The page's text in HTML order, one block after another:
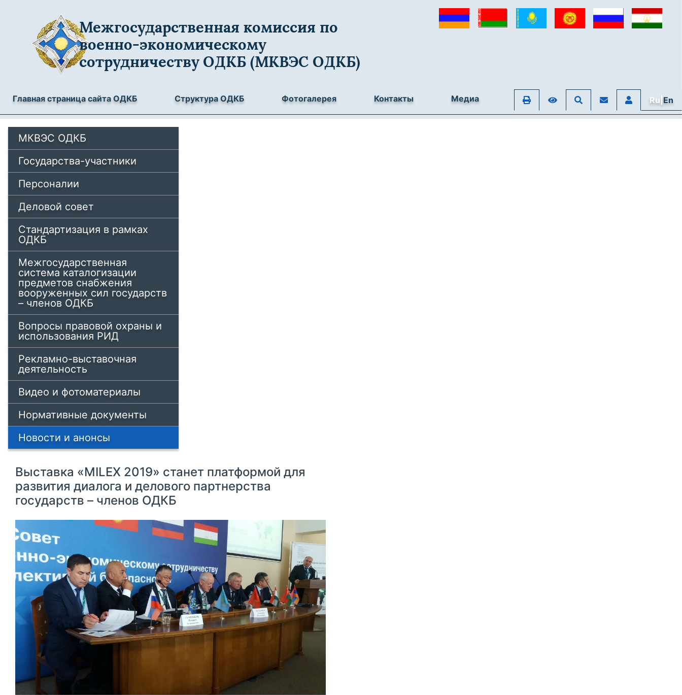
Межгосударственная комиссия по
военно-экономическому
сотрудничеству ОДКБ (МКВЭС ОДКБ)
Главная страница сайта ОДКБ Структура ОДКБ Фотогалерея Контакты Медиа Ru|En
МКВЭС ОДКБ
Государства-участники
Персоналии
Деловой совет
Стандартизация в рамках
ОДКБ
Межгосударственная
система каталогизации
предметов снабжения
вооруженных сил государств
– членов ОДКБ
Вопросы правовой охраны и
использования РИД
Рекламно-выставочная
деятельность
Видео и фотоматериалы
Нормативные документы
Новости и анонсы
Выставка «MILEX 2019» станет платформой для
развития диалога и делового партнерства
государств – членов ОДКБ